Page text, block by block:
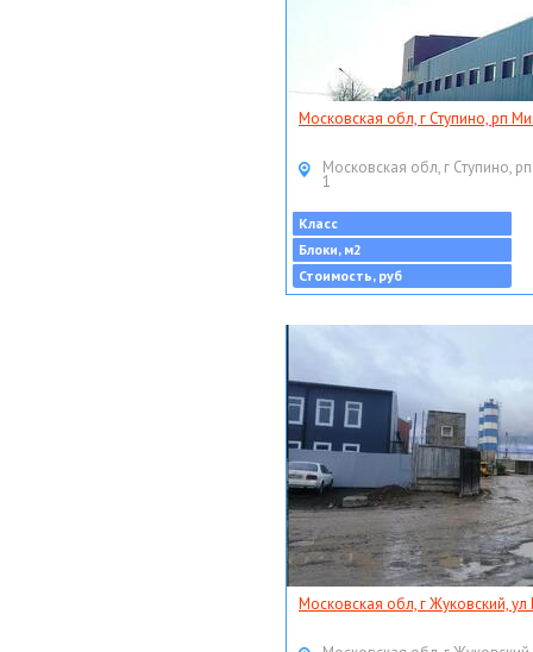
Московская обл, г Ступино, рп
Московская обл, г Ступино,
1
Класс
Блоки, м2
Стоимость, руб
Московская обл, г Жуковский,